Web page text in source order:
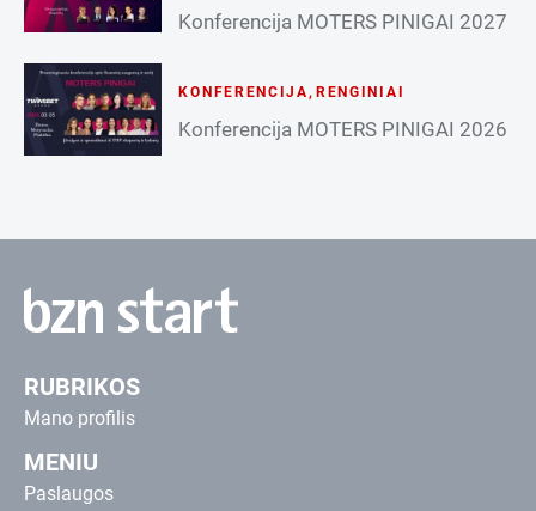
Konferencija MOTERS PINIGAI 2027
KONFERENCIJA , RENGINIAI
Konferencija MOTERS PINIGAI 2026
RUBRIKOS
Mano profilis
MENIU
Paslaugos